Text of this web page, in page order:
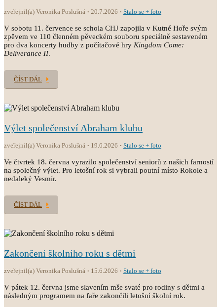
zveřejnil(a) Veronika Poslušná 20.7.2026 Stalo se + foto
V sobotu 11. července se schola CHJ zapojila v Kutné Hoře svým
zpěvem ve 110 členném pěveckém souboru speciálně sestaveném
pro dva koncerty hudby z počítačové hry Kingdom Come:
Deliverance II.
ČÍST DÁL
Výlet společenství Abraham klubu
zveřejnil(a) Veronika Poslušná 19.6.2026 Stalo se + foto
Ve čtvrtek 18. června vyrazilo společenství seniorů z našich farností
na společný výlet. Pro letošní rok si vybrali poutní místo Rokole a
nedaleký Vesmír.
ČÍST DÁL
Zakončení školního roku s dětmi
zveřejnil(a) Veronika Poslušná 15.6.2026 Stalo se + foto
V pátek 12. června jsme slavením mše svaté pro rodiny s dětmi a
následným programem na faře zakončili letošní školní rok.